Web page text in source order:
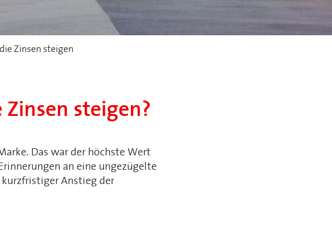
Zinsen steigen
steigen?
Das war der höchste Wert
an eine ungezügelte
kurzfristiger Anstieg der